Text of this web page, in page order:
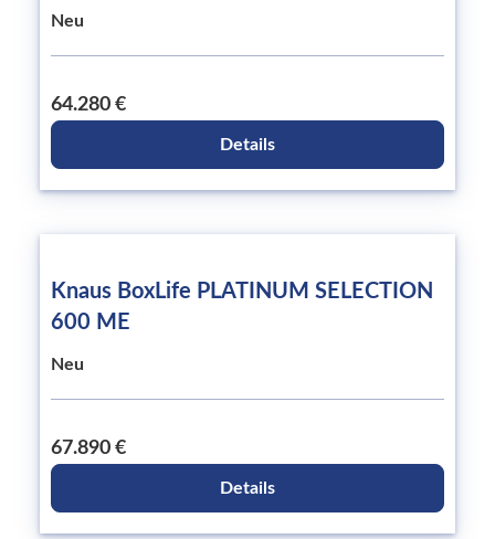
Neu
64.280 €
Details
Knaus BoxLife PLATINUM SELECTION
600 ME
Neu
67.890 €
Details